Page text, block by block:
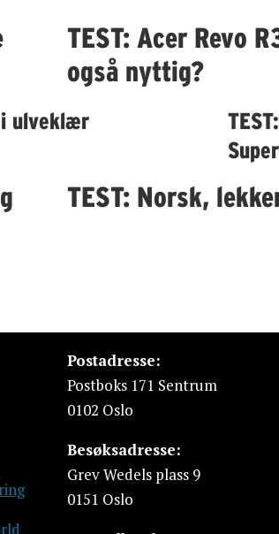
TEST: Acer Revo
også nyttig?
i ulveklær
TEST: Norsk,
Postadresse:
Postboks 171 Sentrum
0102 Oslo
Besøksadresse:
Grev Wedels plass 9
0151 Oslo